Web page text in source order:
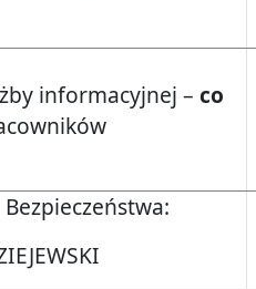
informacyjnej – co